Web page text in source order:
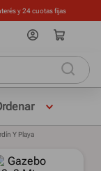
y 24 cuotas fijas
Y Playa